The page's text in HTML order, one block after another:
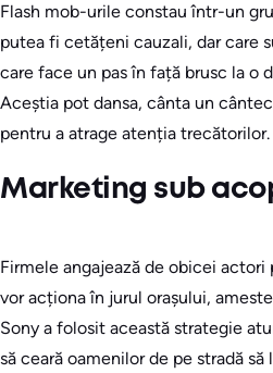
Flash mob-urile constau într-un
putea fi cetățeni cauzali, dar care
care face un pas în față brusc la o
Aceștia pot dansa, cânta un
pentru a atrage atenția trecătorilor.
Marketing sub
Firmele angajează de obicei
vor acționa în jurul orașului,
Sony a folosit această strategie
să ceară oamenilor de pe stradă